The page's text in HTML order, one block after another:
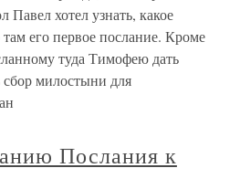
хотел узнать, какое
его первое послание. Кроме
туда Тимофею дать
сбор милостыни для
Послания к